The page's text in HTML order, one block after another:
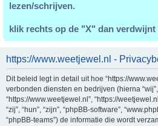
lezen/schrijven.
klik rechts op de "X" dan verdwijnt
https://www.weetjewel.nl -
Dit beleid legt in detail uit hoe “https://
verbonden diensten en bedrijven (hierna “wij”,
“https://www.weetjewel.nl”, “https://
“zij”, “hun”, “zijn”, “phpBB-software”,
“phpBB-teams”) de informatie die wordt